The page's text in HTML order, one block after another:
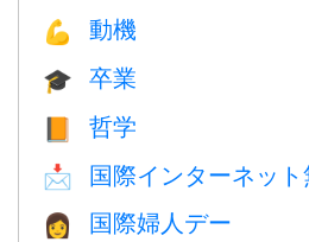
💪 動機
🎓 卒業
📙 哲学
📩 国際インターネッ
👩 国際婦人デー